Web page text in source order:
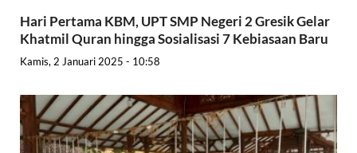
Hari Pertama KBM, UPT SMP Negeri 2 Gresik Gelar
Khatmil Quran hingga Sosialisasi 7 Kebiasaan Baru
Kamis, 2 Januari 2025 - 10:58